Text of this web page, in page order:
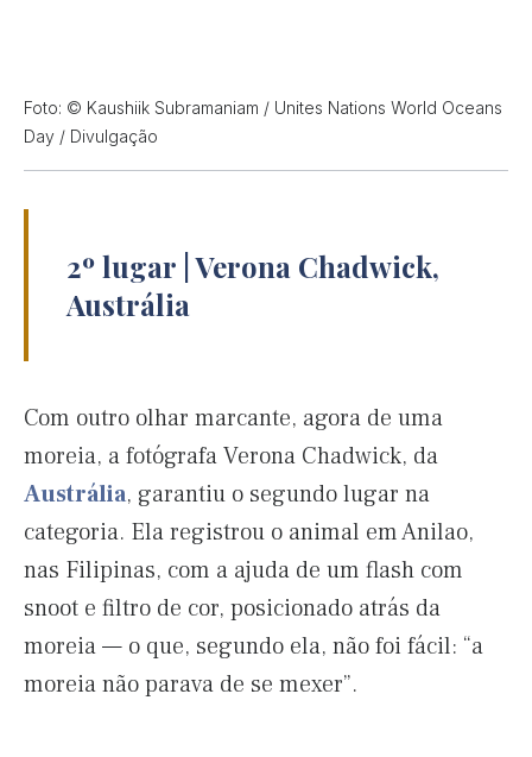
Foto: © Kaushiik Subramaniam / Unites Nations World Oceans
Day / Divulgação
2º lugar | Verona Chadwick,
Austrália
Com outro olhar marcante, agora de uma
moreia, a fotógrafa Verona Chadwick, da
Austrália, garantiu o segundo lugar na
categoria. Ela registrou o animal em Anilao,
nas Filipinas, com a ajuda de um flash com
snoot e filtro de cor, posicionado atrás da
moreia — o que, segundo ela, não foi fácil: “a
moreia não parava de se mexer”.